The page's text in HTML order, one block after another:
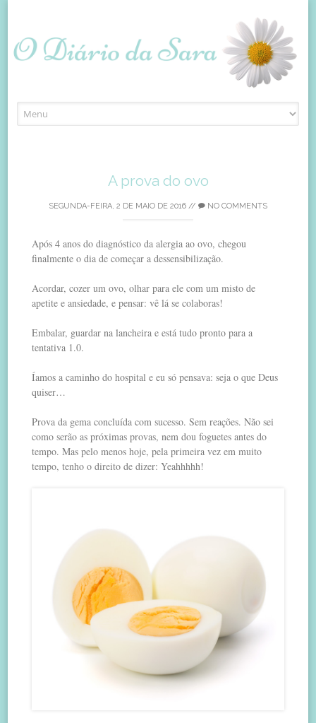
to
A prova do ovo
SEGUNDA-FEIRA, 2 DE MAIO DE 2016 // NO COMMENTS
Após 4 anos do diagnóstico da alergia ao ovo, chegou
finalmente o dia de começar a dessensibilização.
Acordar, cozer um ovo, olhar para ele com um misto de
apetite e ansiedade, e pensar: vê lá se colaboras!
Embalar, guardar na lancheira e está tudo pronto para a
tentativa 1.0.
Íamos a caminho do hospital e eu só pensava: seja o que Deus
quiser…
Prova da gema concluída com sucesso. Sem reações. Não sei
como serão as próximas provas, nem dou foguetes antes do
tempo. Mas pelo menos hoje, pela primeira vez em muito
tempo, tenho o direito de dizer: Yeahhhhh!